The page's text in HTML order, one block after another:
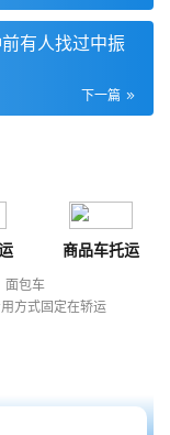
有人找过中振
下一篇
商品车托运
面包车
方式固定在轿运